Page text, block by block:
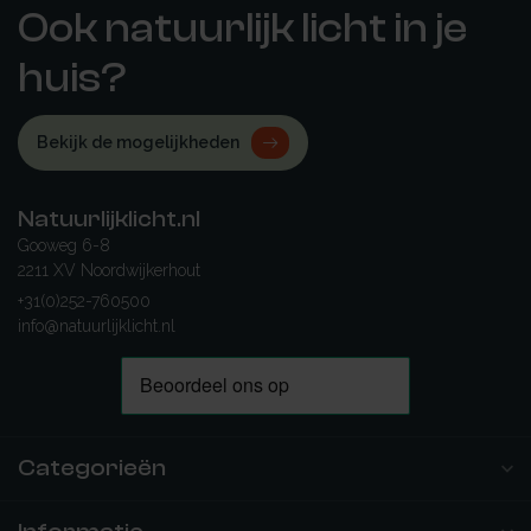
Ook natuurlijk licht in je
huis?
Bekijk de mogelijkheden
Natuurlijklicht.nl
Gooweg 6-8
2211 XV Noordwijkerhout
+31(0)252-760500
info@natuurlijklicht.nl
Categorieën